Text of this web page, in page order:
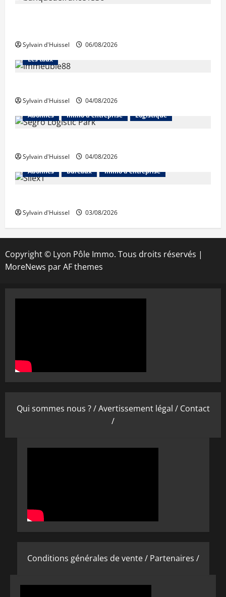
Sylvain d'Huissel 06/08/2026
Abonnés Financement
Les taux
Sylvain d'Huissel
04/08/2026
Abonnés
Immo d'entreprise Logistique
Sylvain d'Huissel
04/08/2026
Abonnés
Bureaux Immo d'entreprise
Sylvain d'Huissel 03/08/2026
Copyright © Lyon Pôle Immo. Tous droits réservés |
MoreNews par AF themes
Qui sommes nous ? /Avertissement légal / Contact
/
Conditions générales de vente / Partenaires /